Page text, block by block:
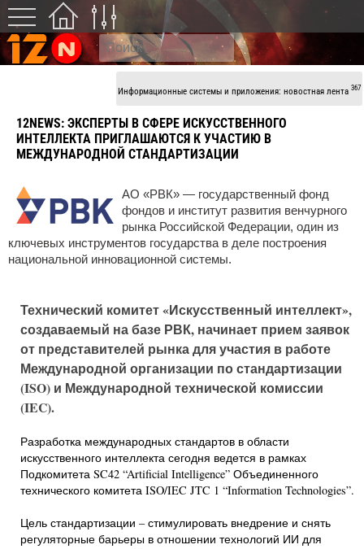
Информационные системы и приложения: новостная лента 367
12NEWS: ЭКСПЕРТЫ В СФЕРЕ ИСКУССТВЕННОГО
ИНТЕЛЛЕКТА ПРИГЛАШАЮТСЯ К УЧАСТИЮ В
МЕЖДУНАРОДНОЙ СТАНДАРТИЗАЦИИ
АО «РВК» — государственный фонд
фондов и институт развития венчурного
рынка Российской Федерации, один из
ключевых инструментов государства в деле построения
национальной инновационной системы.
Технический комитет «Искусственный интеллект»,
создаваемый на базе РВК, начинает прием заявок
от представителей рынка для участия в работе
Международной организации по стандартизации
(ISO) и Международной технической комиссии
(IEC).
Разработка международных стандартов в области
искусственного интеллекта сегодня ведется в рамках
Подкомитета SC42 “Artificial Intelligence” Объединенного
технического комитета ISO/IEC JTC 1 “Information Technologies”.
Цель стандартизации – стимулировать внедрение и снять
регуляторные барьеры в отношении технологий ИИ для